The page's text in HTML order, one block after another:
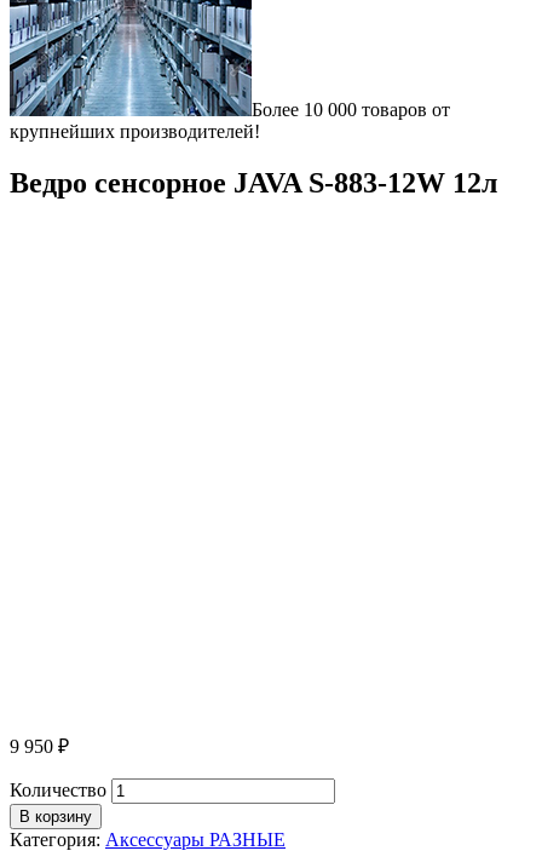
Более 10 000 товаров от
крупнейших производителей!
Ведро сенсорное JAVA S-883-12W 12л
9 950 ₽
Количество
В корзину
Категория: Аксессуары РАЗНЫЕ